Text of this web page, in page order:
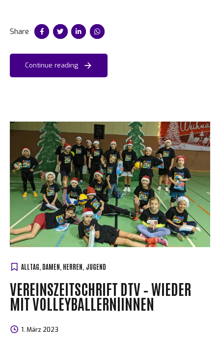
Share
Continue reading
ALLTAG DAMEN HERREN JUGEND
VEREINSZEITSCHRIFT DTV – WIEDER
MIT VOLLEYBALLERN|INNEN
1. März 2023